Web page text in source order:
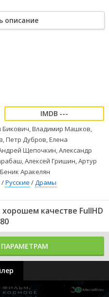
164165166 167
в хорошем качестве Full
и отличным звуком.
описание
---
Владимир Машков,
Петр Дубров, Елена
Щепочкин, Александр
Алексей Гришин, Артур
Аракелян
/Русские /Драмы
качестве FullHD